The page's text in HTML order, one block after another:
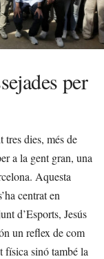
per
tres dies, més de
a la gent gran, una
Aquesta
centrat en
d’Esports, Jesús
un reflex de com
física sinó també la